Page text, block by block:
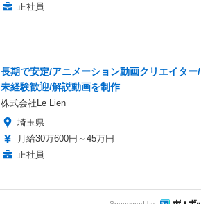
正社員
長期で安定/アニメーション動画クリエイター/
未経験歓迎/解説動画を制作
株式会社Le Lien
埼玉県
月給30万600円～45万円
正社員